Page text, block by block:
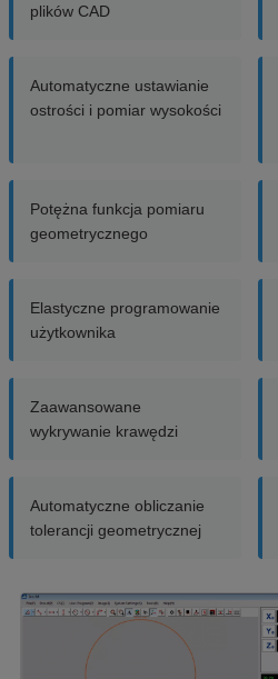
plików CAD
Automatyczne ustawianie
ostrości i pomiar wysokości
Potężna funkcja pomiaru
geometrycznego
Elastyczne programowanie
użytkownika
Zaawansowane
wykrywanie krawędzi
Automatyczne obliczanie
tolerancji geometrycznej